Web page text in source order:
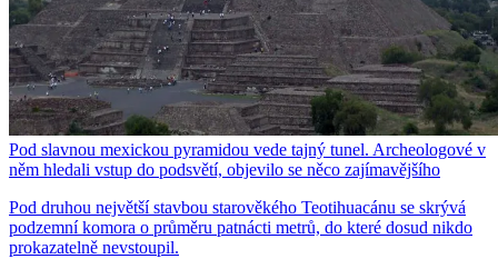
Pod slavnou mexickou pyramidou vede tajný tunel. Archeologové v
něm hledali vstup do podsvětí, objevilo se něco zajímavějšího
Pod druhou největší stavbou starověkého Teotihuacánu se skrývá
podzemní komora o průměru patnácti metrů, do které dosud nikdo
prokazatelně nevstoupil.